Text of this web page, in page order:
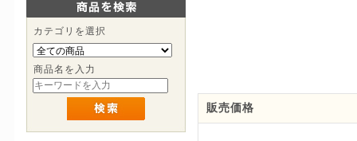
カテゴリを選択
商品名を入力
販売価格